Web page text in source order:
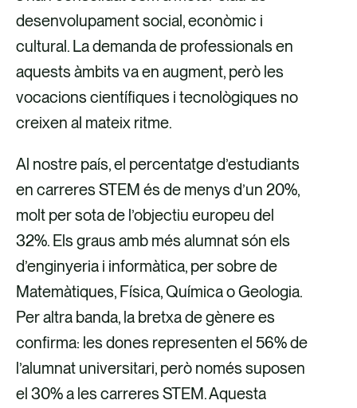
x
a
t
r
a
é
s
d
e
L
i
n
k
e
d
x
a
t
r
a
é
s
d
e
F
a
c
e
b
o
x
a
t
r
a
é
s
d
e
X
x
p
e
r
c
r
r
e
u
e
l
e
c
t
r
desenvolupament social, econòmic i
cultural. La demanda de professionals en
aquests àmbits va en augment, però les
vocacions científiques i tecnològiques no
creixen al mateix ritme.
Al nostre país, el percentatge d’estudiants
en carreres STEM és de menys d’un 20%,
molt per sota de l’objectiu europeu del
32%. Els graus amb més alumnat són els
d’enginyeria i informàtica, per sobre de
Matemàtiques, Física, Química o Geologia.
Per altra banda, la bretxa de gènere es
confirma: les dones representen el 56% de
l’alumnat universitari, però només suposen
el 30% a les carreres STEM. Aquesta